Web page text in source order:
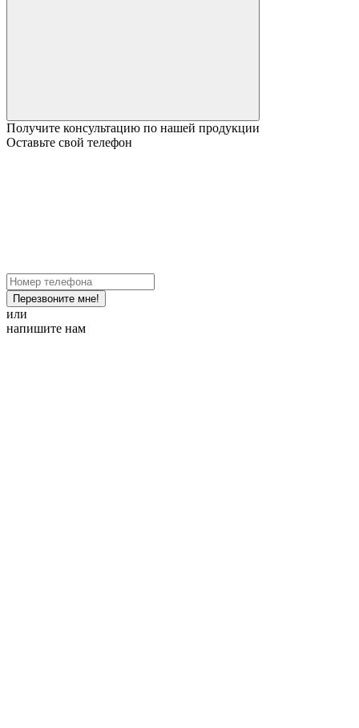
Получите консультацию по нашей продукции
Оставьте свой телефон
Перезвоните мне!
или
напишите нам